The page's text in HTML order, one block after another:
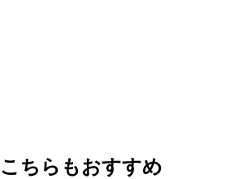
こちらもおすすめ